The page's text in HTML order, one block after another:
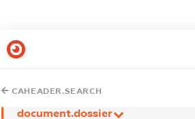
CAHEADER.SEARCH
document.dossier